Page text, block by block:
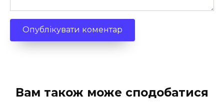
Вам також може сподобатися